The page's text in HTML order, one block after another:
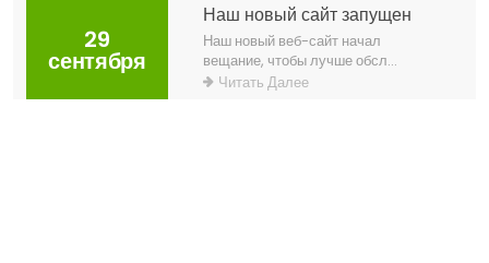
29
сентября
Наш новый сайт запущен
Наш новый веб-сайт начал
вещание, чтобы лучше обсл...
Читать Далее